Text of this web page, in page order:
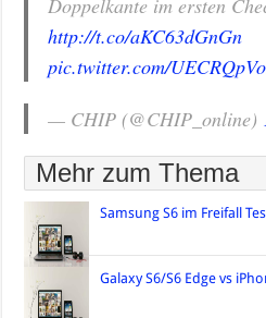
http://t.co/aKC63dGnGn
pic.twitter.com/
— CHIP (@CHIP_online)
Mehr zum Thema
Samsung S6 im Freifall
Galaxy S6/S6 Edge vs